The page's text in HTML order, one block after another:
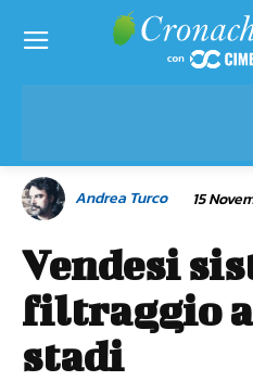
Andrea Turco 15
Vendesi
filtraggio
stadi